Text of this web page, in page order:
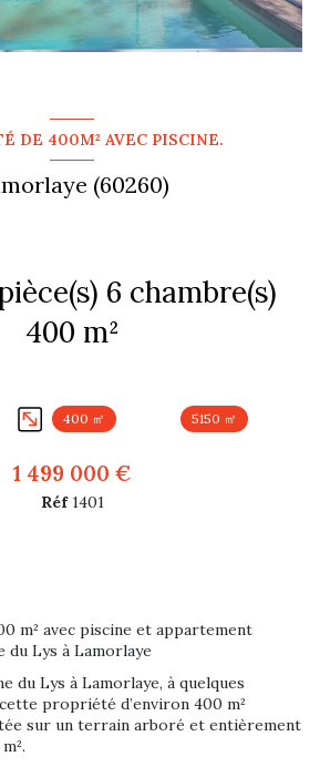
DE 400M² AVEC PISCINE.
(60260)
400 m²
400 ㎡ 5150 ㎡
1 499 000 €
Réf 1401
m² avec piscine et appartement
du Lys à Lamorlaye
du Lys à Lamorlaye, à quelques
propriété d’environ 400 m²
sur un terrain arboré et entièrement